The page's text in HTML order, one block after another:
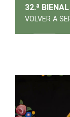
32.ª
VOLVER A